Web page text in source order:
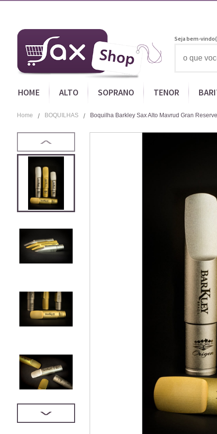
Seja bem-
HOME ALTO SOPRANO TENOR
Home BOQUILHAS Boquilha Barkley Sax Alto Mavrud Gran